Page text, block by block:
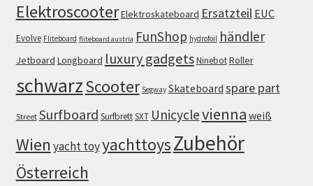
ElektroscooterElektroskateboard Ersatzteil EUC
Evolve Fliteboard fliteboard austria FunShop hydrofoil händler
Jetboard Longboard luxury gadgetsNinebotRoller
schwarzScooter Segway Skateboard spare part
Street Surfboard SurfbrettSXT Unicyclevienna weiß
Wien yacht toyyachttoysZubehör
Österreich